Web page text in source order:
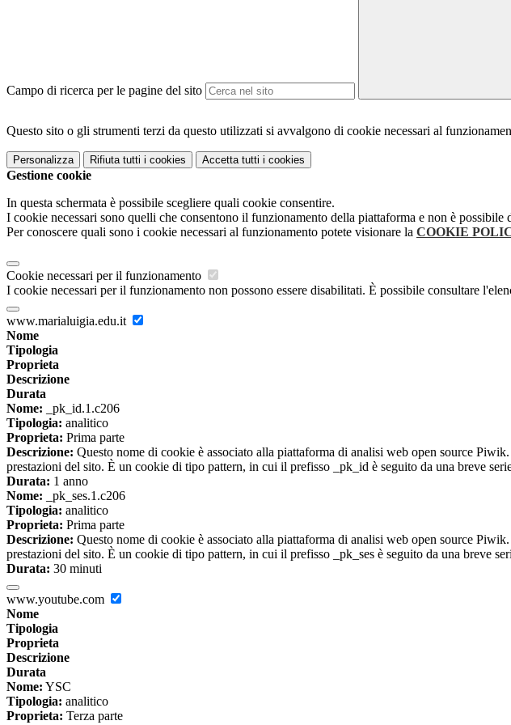
Campo di ricerca per le pagine del sito
Questo sito o gli strumenti terzi da questo utilizzati si avvalgono di cookie necessari al
Personalizza Rifiuta tutti i cookies Accetta tutti i cookies
Gestione cookie
In questa schermata è possibile scegliere quali cookie consentire.
I cookie necessari sono quelli che consentono il funzionamento della piattaforma e non è possibile
Per conoscere quali sono i cookie necessari al funzionamento potete visionare la COOKIE
Cookie necessari per il funzionamento
I cookie necessari per il funzionamento non possono essere disabilitati. È possibile consultare
www.marialuigia.edu.it
Nome
Tipologia
Proprieta
Descrizione
Durata
Nome: _pk_id.1.c206
Tipologia: analitico
Proprieta: Prima parte
Descrizione: Questo nome di cookie è associato alla piattaforma di analisi web open source
prestazioni del sito. È un cookie di tipo pattern, in cui il prefisso _pk_id è seguito da una breve
Durata: 1 anno
Nome: _pk_ses.1.c206
Tipologia: analitico
Proprieta: Prima parte
Descrizione: Questo nome di cookie è associato alla piattaforma di analisi web open source
prestazioni del sito. È un cookie di tipo pattern, in cui il prefisso _pk_ses è seguito da una breve
Durata: 30 minuti
www.youtube.com
Nome
Tipologia
Proprieta
Descrizione
Durata
Nome: YSC
Tipologia: analitico
Proprieta: Terza parte